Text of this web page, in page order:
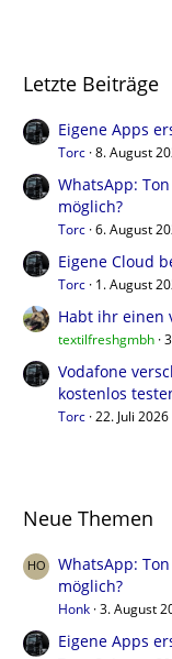
Letzte Beiträge
Eigene Apps
Torc 8. August
WhatsApp:
möglich?
Torc 6. August
Eigene Cloud
Torc 1. August
Habt ihr einen
textilfreshgmbh
Vodafone
kostenlos
Torc 22. Juli
Neue Themen
WhatsApp:
möglich?
Honk 3. August
Eigene Apps